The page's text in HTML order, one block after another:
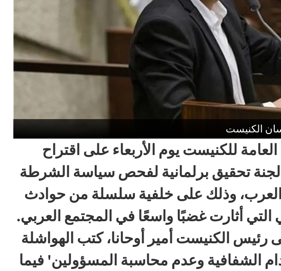
الكنيست
للكنيست يوم الأربعاء على اقتراح
لجنة تحقيق برلمانية لفحص سياسة الشرطة
العرب، وذلك على خلفية سلسلة من حوادث
أثارت غضبًا واسعًا في المجتمع العربي.
الكنيست أمير أوحانا، كتب الهواشلة
الشفافية وعدم محاسبة المسؤولين' فيما